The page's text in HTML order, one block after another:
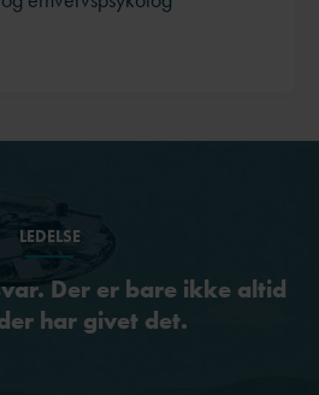
LEDELSE
Der er bare ikke altid
har givet det.